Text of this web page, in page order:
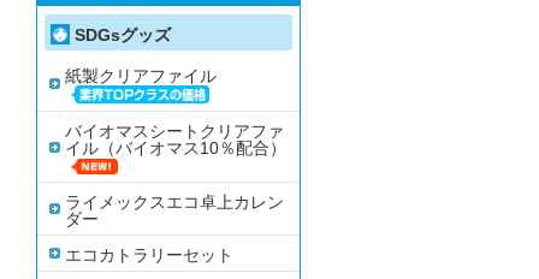
SDGsグッズ
紙製クリアファイル
バイオマスシートクリアファ
イル（バイオマス10％配合）
ライメックスエコ卓上カレン
ダー
エコカトラリーセット